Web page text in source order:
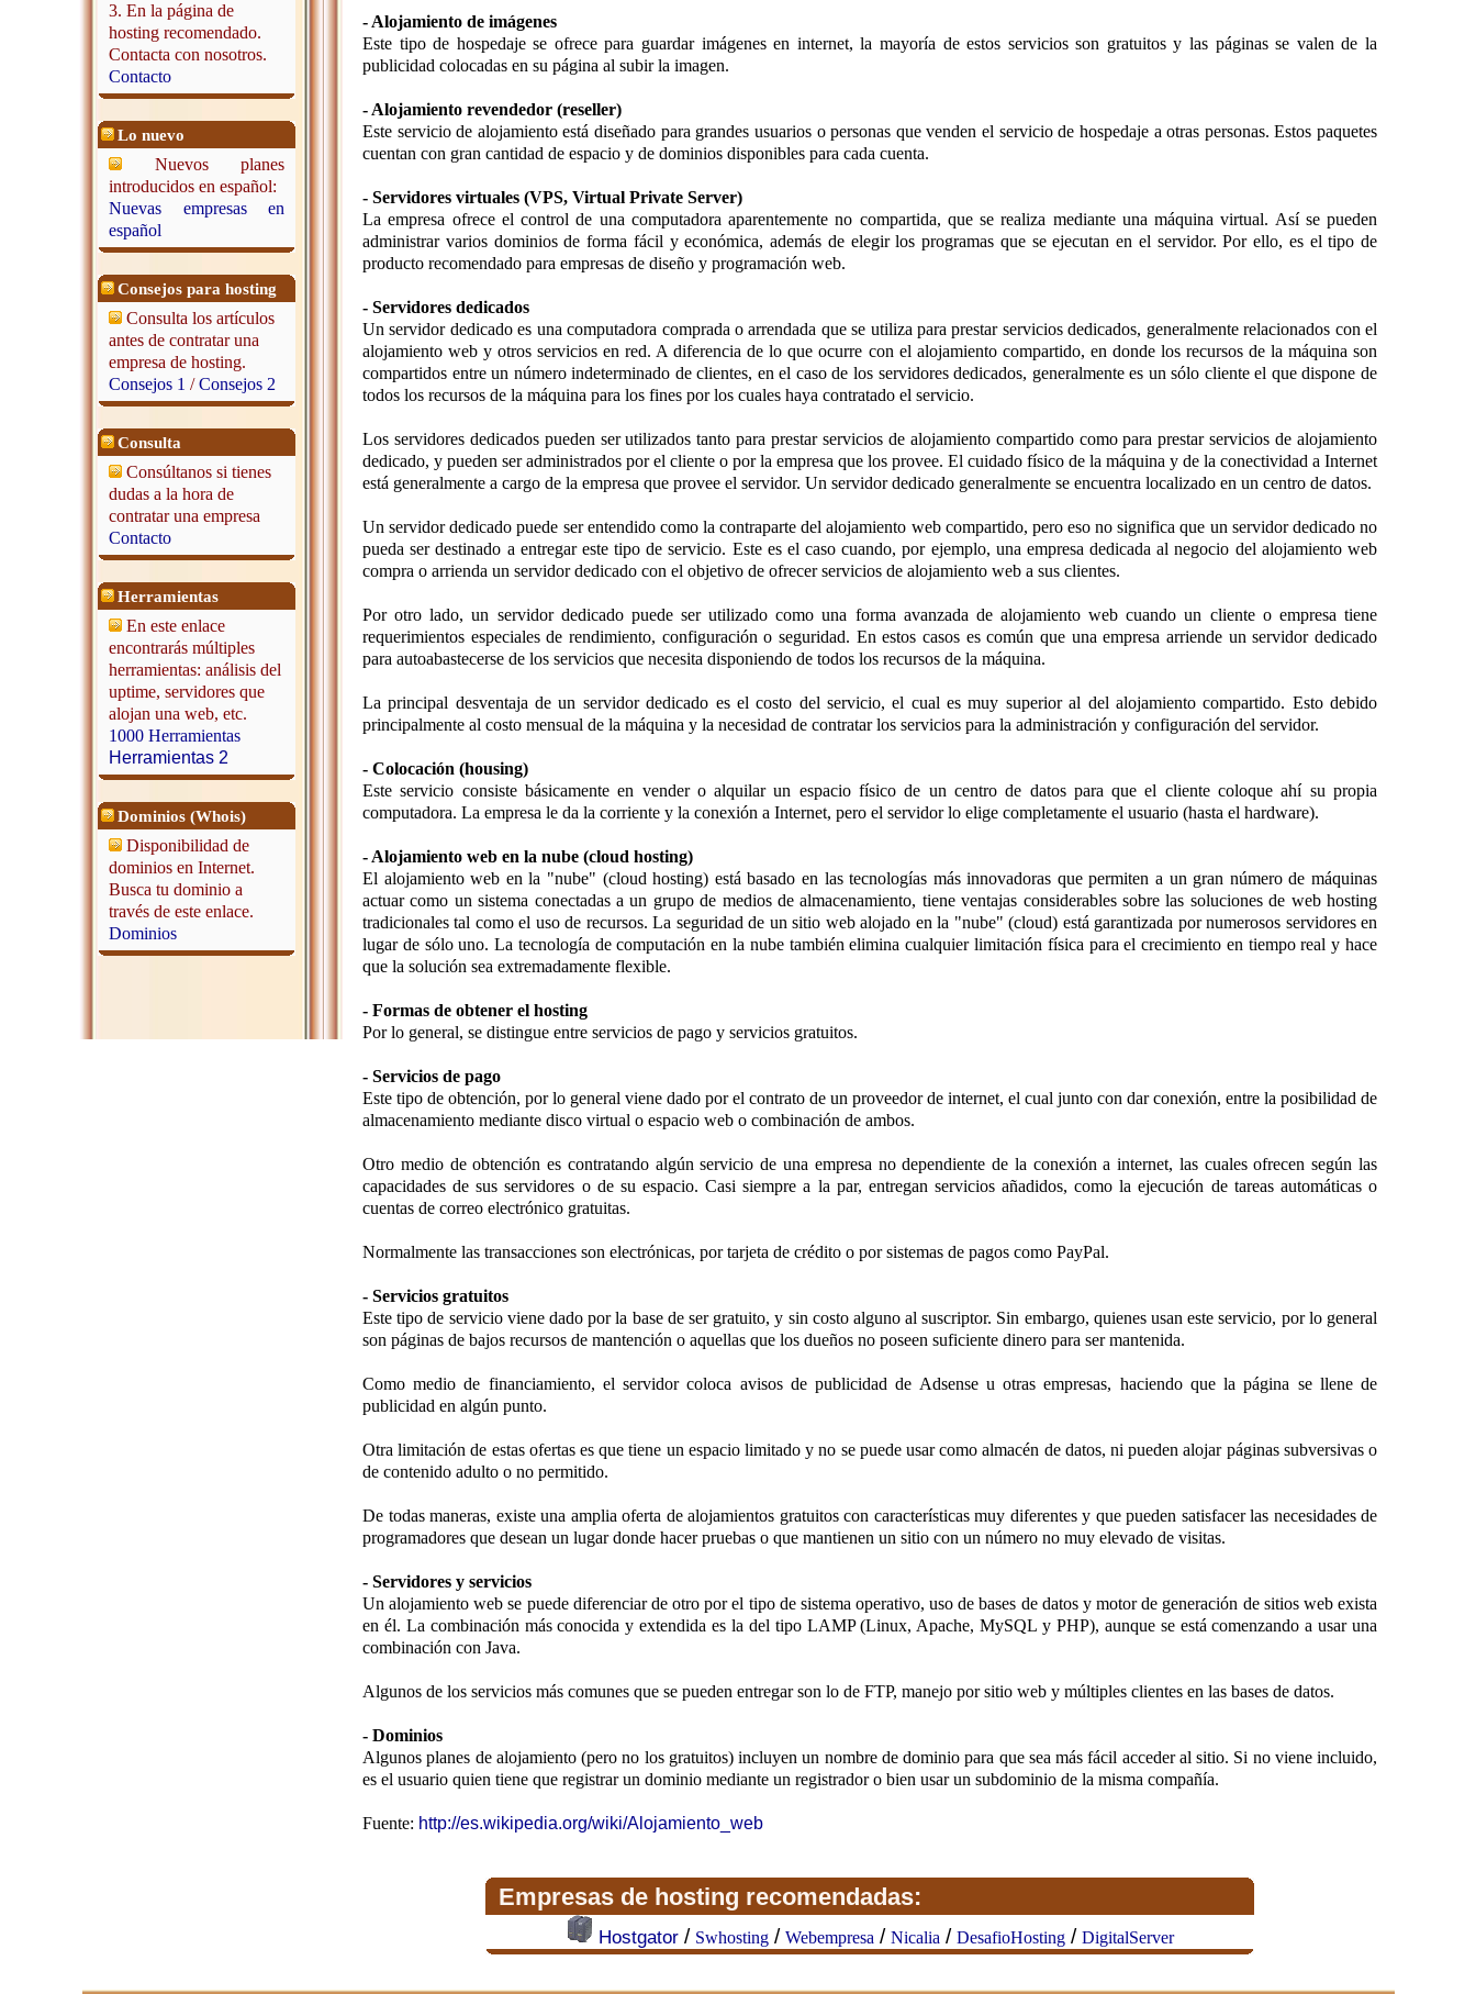
3. En la página de
hosting recomendado.
Contacta con nosotros.
Contacto
Lo nuevo
Nuevos planes
introducidos en español:
Nuevas empresas en
español
Consejos para hosting
Consulta los artículos
antes de contratar una
empresa de hosting.
Consejos 1 /Consejos 2
Consulta
Consúltanos si tienes
dudas a la hora de
contratar una empresa
Contacto
Herramientas
En este enlace
encontrarás múltiples
herramientas: análisis del
uptime, servidores que
alojan una web, etc.
1000 Herramientas
Herramientas 2
Dominios (Whois)
Disponibilidad de
dominios en Internet.
Busca tu dominio a
través de este enlace.
Dominios
- Alojamiento de imágenes
Este tipo de hospedaje se ofrece para guardar imágenes en internet, la mayoría de estos servicios son gratuitos y las páginas se valen de la
publicidad colocadas en su página al subir la imagen.
- Alojamiento revendedor (reseller)
Este servicio de alojamiento está diseñado para grandes usuarios o personas que venden el servicio de hospedaje a otras personas. Estos paquetes
cuentan con gran cantidad de espacio y de dominios disponibles para cada cuenta.
- Servidores virtuales (VPS, Virtual Private Server)
La empresa ofrece el control de una computadora aparentemente no compartida, que se realiza mediante una máquina virtual. Así se pueden
administrar varios dominios de forma fácil y económica, además de elegir los programas que se ejecutan en el servidor. Por ello, es el tipo de
producto recomendado para empresas de diseño y programación web.
- Servidores dedicados
Un servidor dedicado es una computadora comprada o arrendada que se utiliza para prestar servicios dedicados, generalmente relacionados con el
alojamiento web y otros servicios en red. A diferencia de lo que ocurre con el alojamiento compartido, en donde los recursos de la máquina son
compartidos entre un número indeterminado de clientes, en el caso de los servidores dedicados, generalmente es un sólo cliente el que dispone de
todos los recursos de la máquina para los fines por los cuales haya contratado el servicio.
Los servidores dedicados pueden ser utilizados tanto para prestar servicios de alojamiento compartido como para prestar servicios de alojamiento
dedicado, y pueden ser administrados por el cliente o por la empresa que los provee. El cuidado físico de la máquina y de la conectividad a Internet
está generalmente a cargo de la empresa que provee el servidor. Un servidor dedicado generalmente se encuentra localizado en un centro de datos.
Un servidor dedicado puede ser entendido como la contraparte del alojamiento web compartido, pero eso no significa que un servidor dedicado no
pueda ser destinado a entregar este tipo de servicio. Este es el caso cuando, por ejemplo, una empresa dedicada al negocio del alojamiento web
compra o arrienda un servidor dedicado con el objetivo de ofrecer servicios de alojamiento web a sus clientes.
Por otro lado, un servidor dedicado puede ser utilizado como una forma avanzada de alojamiento web cuando un cliente o empresa tiene
requerimientos especiales de rendimiento, configuración o seguridad. En estos casos es común que una empresa arriende un servidor dedicado
para autoabastecerse de los servicios que necesita disponiendo de todos los recursos de la máquina.
La principal desventaja de un servidor dedicado es el costo del servicio, el cual es muy superior al del alojamiento compartido. Esto debido
principalmente al costo mensual de la máquina y la necesidad de contratar los servicios para la administración y configuración del servidor.
- Colocación (housing)
Este servicio consiste básicamente en vender o alquilar un espacio físico de un centro de datos para que el cliente coloque ahí su propia
computadora. La empresa le da la corriente y la conexión a Internet, pero el servidor lo elige completamente el usuario (hasta el hardware).
- Alojamiento web en la nube (cloud hosting)
El alojamiento web en la "nube" (cloud hosting) está basado en las tecnologías más innovadoras que permiten a un gran número de máquinas
actuar como un sistema conectadas a un grupo de medios de almacenamiento, tiene ventajas considerables sobre las soluciones de web hosting
tradicionales tal como el uso de recursos. La seguridad de un sitio web alojado en la "nube" (cloud) está garantizada por numerosos servidores en
lugar de sólo uno. La tecnología de computación en la nube también elimina cualquier limitación física para el crecimiento en tiempo real y hace
que la solución sea extremadamente flexible.
- Formas de obtener el hosting
Por lo general, se distingue entre servicios de pago y servicios gratuitos.
- Servicios de pago
Este tipo de obtención, por lo general viene dado por el contrato de un proveedor de internet, el cual junto con dar conexión, entre la posibilidad de
almacenamiento mediante disco virtual o espacio web o combinación de ambos.
Otro medio de obtención es contratando algún servicio de una empresa no dependiente de la conexión a internet, las cuales ofrecen según las
capacidades de sus servidores o de su espacio. Casi siempre a la par, entregan servicios añadidos, como la ejecución de tareas automáticas o
cuentas de correo electrónico gratuitas.
Normalmente las transacciones son electrónicas, por tarjeta de crédito o por sistemas de pagos como PayPal.
- Servicios gratuitos
Este tipo de servicio viene dado por la base de ser gratuito, y sin costo alguno al suscriptor. Sin embargo, quienes usan este servicio, por lo general
son páginas de bajos recursos de mantención o aquellas que los dueños no poseen suficiente dinero para ser mantenida.
Como medio de financiamiento, el servidor coloca avisos de publicidad de Adsense u otras empresas, haciendo que la página se llene de
publicidad en algún punto.
Otra limitación de estas ofertas es que tiene un espacio limitado y no se puede usar como almacén de datos, ni pueden alojar páginas subversivas o
de contenido adulto o no permitido.
De todas maneras, existe una amplia oferta de alojamientos gratuitos con características muy diferentes y que pueden satisfacer las necesidades de
programadores que desean un lugar donde hacer pruebas o que mantienen un sitio con un número no muy elevado de visitas.
- Servidores y servicios
Un alojamiento web se puede diferenciar de otro por el tipo de sistema operativo, uso de bases de datos y motor de generación de sitios web exista
en él. La combinación más conocida y extendida es la del tipo LAMP (Linux, Apache, MySQL y PHP), aunque se está comenzando a usar una
combinación con Java.
Algunos de los servicios más comunes que se pueden entregar son lo de FTP, manejo por sitio web y múltiples clientes en las bases de datos.
- Dominios
Algunos planes de alojamiento (pero no los gratuitos) incluyen un nombre de dominio para que sea más fácil acceder al sitio. Si no viene incluido,
es el usuario quien tiene que registrar un dominio mediante un registrador o bien usar un subdominio de la misma compañía.
Fuente: http://es.wikipedia.org/wiki/Alojamiento_web
Empresas de hosting recomendadas:
Hostgator/ Swhosting/ Webempresa / Nicalia / DesafioHosting/ DigitalServer